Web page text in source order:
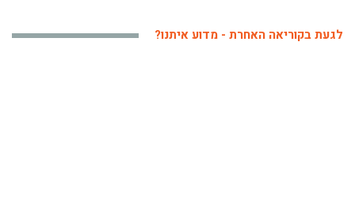
לגעת בקוריאה האחרת - מדוע איתנו?